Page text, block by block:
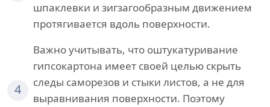
шпаклевки и зигзагообразным движением
протягивается вдоль поверхности.
4
Важно учитывать, что оштукатуривание
гипсокартона имеет своей целью скрыть
следы саморезов и стыки листов, а не для
выравнивания поверхности. Поэтому